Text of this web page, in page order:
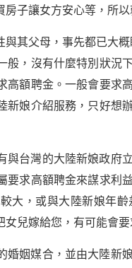
子讓女方安心等，所
其父母，事先都已大
般，沒有什麼特別狀況
高額聘金。一般會要求
新娘介紹服務，只好想
與台灣的大陸新娘政府
要求高額聘金來謀求利
大，或與大陸新娘年
兒嫁給您，有可能會
婚姻媒合，並由大陸新